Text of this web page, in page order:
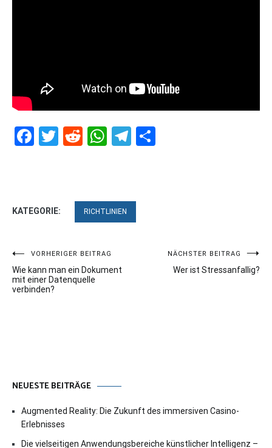
Facebook
Twitter
RedditWhatsApp
Telegram
KATEGORIE: RICHTLINIEN
Beitragsnavigation
VORHERIGER BEITRAG
Wie kann man ein Dokument
mit einer Datenquelle
verbinden?
NÄCHSTER BEITRAG
Wer ist Stressanfallig?
NEUESTE BEITRÄGE
Augmented Reality: Die Zukunft des immersiven Casino-
Erlebnisses
Die vielseitigen Anwendungsbereiche künstlicher Intelligenz –